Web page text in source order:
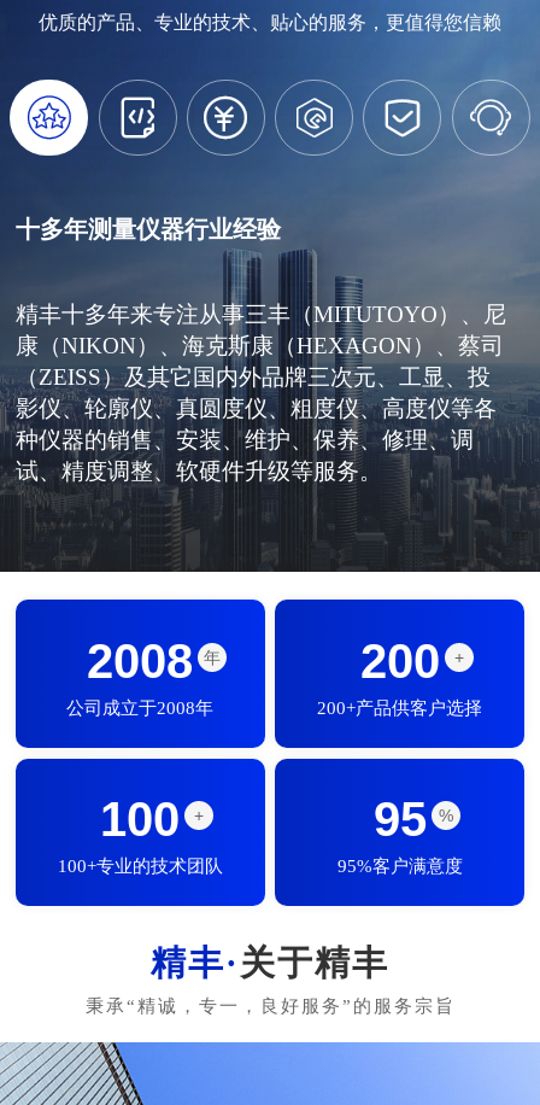
优质的产品、专业的技术、贴心的服务，更值得您信赖
     
十多年测量仪器行业经验
精丰十多年来专注从事三丰（MITUTOYO）、尼
康（NIKON）、海克斯康（HEXAGON）、蔡司
（ZEISS）及其它国内外品牌三次元、工显、投
影仪、轮廓仪、真圆度仪、粗度仪、高度仪等各
种仪器的销售、安装、维护、保养、修理、调
试、精度调整、软硬件升级等服务。
2008 年
公司成立于2008年
200 +
200+产品供客户选择
100 +
100+专业的技术团队
95 %
95%客户满意度
关于精丰